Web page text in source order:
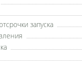
запуска